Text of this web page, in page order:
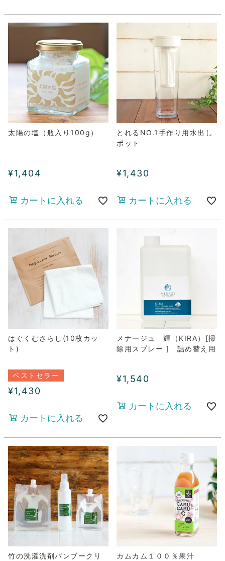
太陽の塩（瓶入り100g）
¥1,404
カートに入れる
とれるNO.1手作り用水出し
ポット
¥1,430
カートに入れる
はぐくむさらし(10枚カッ
ト)
ベストセラー
¥1,430
カートに入れる
メナージュ 輝（KIRA）[掃
除用スプレー ] 詰め替え用
¥1,540
カートに入れる
竹の洗濯洗剤バンブークリ
カムカム１００％果汁